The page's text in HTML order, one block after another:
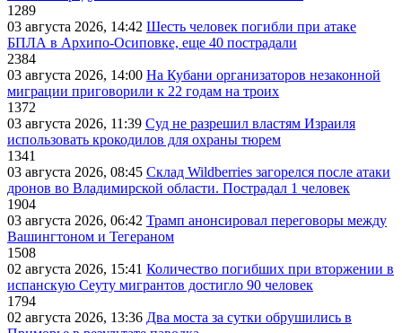
1289
03 августа 2026, 14:42 Шесть человек погибли при атаке
БПЛА в Архипо-Осиповке, еще 40 пострадали
2384
03 августа 2026, 14:00 На Кубани организаторов незаконной
миграции приговорили к 22 годам на троих
1372
03 августа 2026, 11:39 Суд не разрешил властям Израиля
использовать крокодилов для охраны тюрем
1341
03 августа 2026, 08:45 Склад Wildberries загорелся после атаки
дронов во Владимирской области. Пострадал 1 человек
1904
03 августа 2026, 06:42 Трамп анонсировал переговоры между
Вашингтоном и Тегераном
1508
02 августа 2026, 15:41 Количество погибших при вторжении в
испанскую Сеуту мигрантов достигло 90 человек
1794
02 августа 2026, 13:36 Два моста за сутки обрушились в